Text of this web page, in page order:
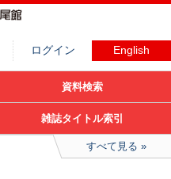
ログイン English
資料検索
雑誌タイトル索引
すべて見る